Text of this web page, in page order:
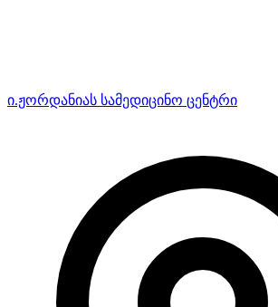
ი.ჟორდანიას სამედიცინო ცენტრი